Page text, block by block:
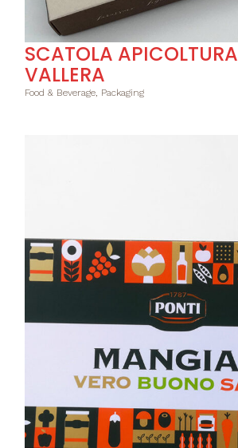
SCATOLA APICOLTURA
VALLERA
Food & Beverage, Packaging